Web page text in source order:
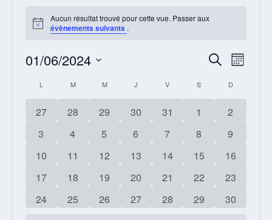
Notice
Aucun résultat trouvé pour cette vue. Passer aux
évènements suivants .
VUES
RECHERCHE
MOIS
01/06/2024
CALENDRIER
DE
ÉVÈNEMENTS
L M M MERCREDI
J V VENDREDI
S D
0
évènements
27
0
évènements
28
0
évènements
29
0
évènements
30
0
évènements
31
0
évènements
1
0
2
0
évènements
3
0
évènements
4
0
évènements
5
0
évènements
6
0
évènements
7
0
évènements
8
0
9
0
évènements
10
0
évènements
11
0
évènements
12
0
évènements
13
0
évènements
14
0
évènements
15
0
16
0
évènements
17
0
évènements
18
0
évènements
19
0
évènements
20
0
évènements
21
0
évènements
22
0
23
0
24
0
25
0
26
0
27
0
28
0
29
0
30